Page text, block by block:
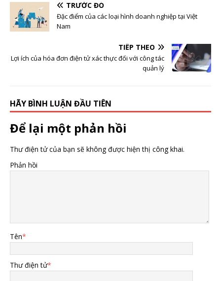
TRƯỚC ĐÓ
Đặc điểm của các loại hình doanh nghiệp tại Việt
Nam
TIẾP THEO
Lợi ích của hóa đơn điện tử xác thực đối với công tác
quản lý
HÃY BÌNH LUẬN ĐẦU TIÊN
Để lại một phản hồi
Thư điện tử của bạn sẽ không được hiện thị công khai.
Phản hồi
Tên*
Thư điện tử*